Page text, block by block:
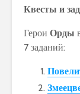
Квесты и
Герои Орды
7 заданий: